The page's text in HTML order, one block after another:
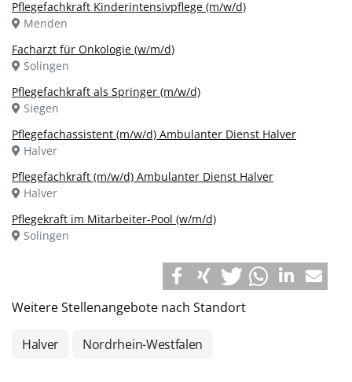
Pflegefachkraft Kinderintensivpflege (m/w/d)
Menden
Facharzt für Onkologie (w/m/d)
Solingen
Pflegefachkraft als Springer (m/w/d)
Siegen
Pflegefachassistent (m/w/d) Ambulanter Dienst Halver
Halver
Pflegefachkraft (m/w/d) Ambulanter Dienst Halver
Halver
Pflegekraft im Mitarbeiter-Pool (w/m/d)
Solingen
Weitere Stellenangebote nach Standort
Halver Nordrhein-Westfalen